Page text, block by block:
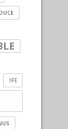
IFE